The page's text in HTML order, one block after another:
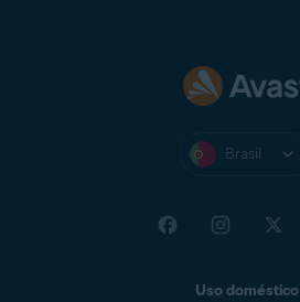
Brasil
Uso doméstico